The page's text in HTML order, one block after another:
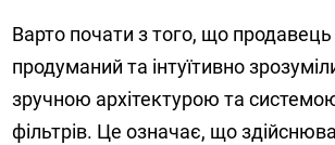
Варто почати з того, що
продуманий та інтуїтивно
зручною архітектурою та
фільтрів. Це означає, що